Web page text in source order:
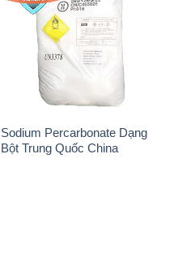
Sodium Percarbonate Dạng
Bột Trung Quốc China